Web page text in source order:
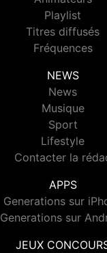
Playlist
Titres diffusés
Fréquences
NEWS
News
Musique
Sport
Lifestyle
Contacter la
APPS
Generations sur
Generations sur
JEUX